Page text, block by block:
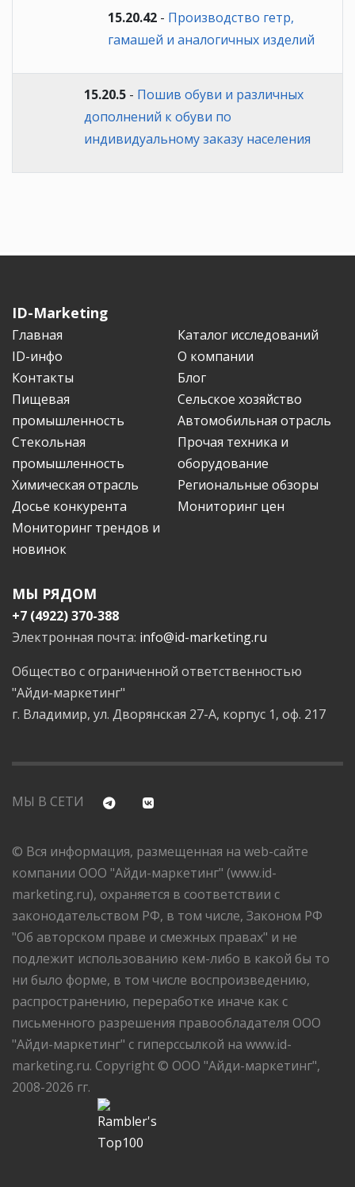
15.20.42 - Производство гетр,
гамашей и аналогичных изделий
15.20.5 - Пошив обуви и различных
дополнений к обуви по
индивидуальному заказу населения
ID-Marketing
Главная
Каталог исследований
ID-инфо
О компании
Контакты
Блог
Пищевая
промышленность
Сельское хозяйство
Автомобильная отрасль
Стекольная
промышленность
Прочая техника и
оборудование
Химическая отрасль
Региональные обзоры
Досье конкурента
Мониторинг цен
Мониторинг трендов и
новинок
МЫ РЯДОМ
+7 (4922) 370-388
Электронная почта: info@id-marketing.ru
Общество с ограниченной ответственностью
"Айди-маркетинг"
г. Владимир, ул. Дворянская 27-А, корпус 1, оф. 217
МЫ В СЕТИ
© Вся информация, размещенная на web-сайте
компании ООО "Айди-маркетинг" (www.id-
marketing.ru), охраняется в соответствии с
законодательством РФ, в том числе, Законом РФ
"Об авторском праве и смежных правах" и не
подлежит использованию кем-либо в какой бы то
ни было форме, в том числе воспроизведению,
распространению, переработке иначе как с
письменного разрешения правообладателя ООО
"Айди-маркетинг" с гиперссылкой на www.id-
marketing.ru. Copyright © ООО "Айди-маркетинг",
2008-2026 гг.